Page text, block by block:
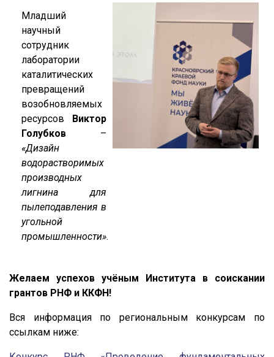
Младший
научный
сотрудник
лаборатории
каталитических
превращений
возобновляемых
ресурсов Виктор
Голубков –
«Дизайн
водорастворимых
производных
лигнина для
пылеподавления в
угольной
промышленности».
Желаем успехов учёным Института в соискании
грантов РНФ и ККФН!
Вся информация по региональным конкурсам по
ссылкам ниже: